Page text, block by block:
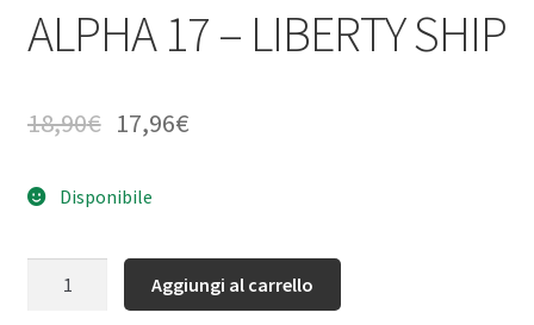
ALPHA 17 – LIBERTY SHIP
18,90€ 17,96€
Disponibile
Aggiungi al carrello